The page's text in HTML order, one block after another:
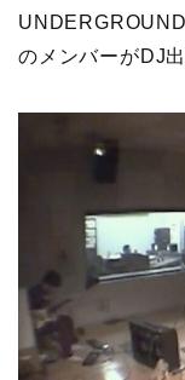
のメンバーがDJ出